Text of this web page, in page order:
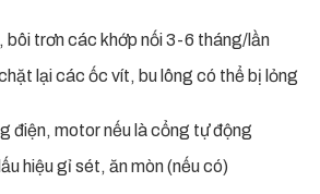
bôi trơn các khớp nối 3-6 tháng/lần
lại các ốc vít, bu lông có thể bị lỏng
điện, motor nếu là cổng tự động
hiệu gỉ sét, ăn mòn (nếu có)